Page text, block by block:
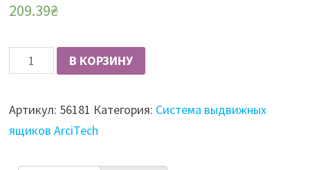
209.39₴
Количество
Боковина
ArciTech
левая
В КОРЗИНУ
Артикул: 56181 Категория: Система выдвижных
ящиков ArciTech